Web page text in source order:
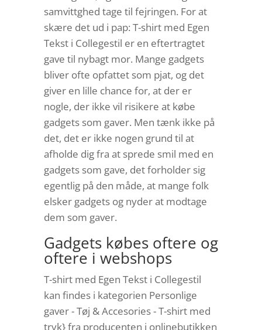
samvittghed tage til fejringen. For at
skære det ud i pap: T-shirt med Egen
Tekst i Collegestil er en eftertragtet
gave til nybagt mor. Mange gadgets
bliver ofte opfattet som pjat, og det
giver en lille chance for, at der er
nogle, der ikke vil risikere at købe
gadgets som gaver. Men tænk ikke på
det, det er ikke nogen grund til at
afholde dig fra at sprede smil med en
gadgets som gave, det forholder sig
egentlig på den måde, at mange folk
elsker gadgets og nyder at modtage
dem som gaver.
Gadgets købes oftere og
oftere i webshops
T-shirt med Egen Tekst i Collegestil
kan findes i kategorien Personlige
gaver - Tøj & Accesories - T-shirt med
tryk} fra producenten i onlinebutikken